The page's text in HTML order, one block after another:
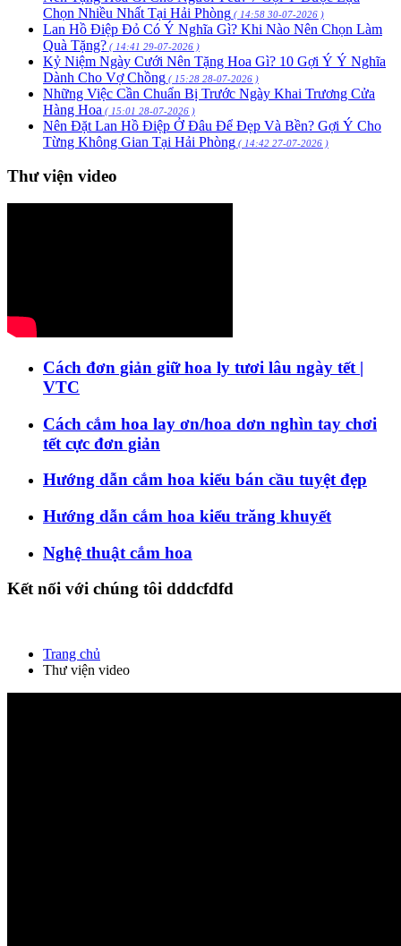
Chọn Nhiều Nhất Tại Hải Phòng ( 14:58 30-07-2026 )
Lan Hồ Điệp Đỏ Có Ý Nghĩa Gì? Khi Nào Nên Chọn Làm
Quà Tặng? ( 14:41 29-07-2026 )
Kỷ Niệm Ngày Cưới Nên Tặng Hoa Gì? 10 Gợi Ý Ý Nghĩa
Dành Cho Vợ Chồng ( 15:28 28-07-2026 )
Những Việc Cần Chuẩn Bị Trước Ngày Khai Trương Cửa
Hàng Hoa ( 15:01 28-07-2026 )
Nên Đặt Lan Hồ Điệp Ở Đâu Để Đẹp Và Bền? Gợi Ý Cho
Từng Không Gian Tại Hải Phòng ( 14:42 27-07-2026 )
Thư viện video
Cách đơn giản giữ hoa ly tươi lâu ngày tết |
VTC
Cách cắm hoa lay ơn/hoa dơn nghìn tay chơi
tết cực đơn giản
Hướng dẫn cắm hoa kiểu bán cầu tuyệt đẹp
Hướng dẫn cắm hoa kiểu trăng khuyết
Nghệ thuật cắm hoa
Kết nối với chúng tôi dddcfdfd
Trang chủ
Thư viện video